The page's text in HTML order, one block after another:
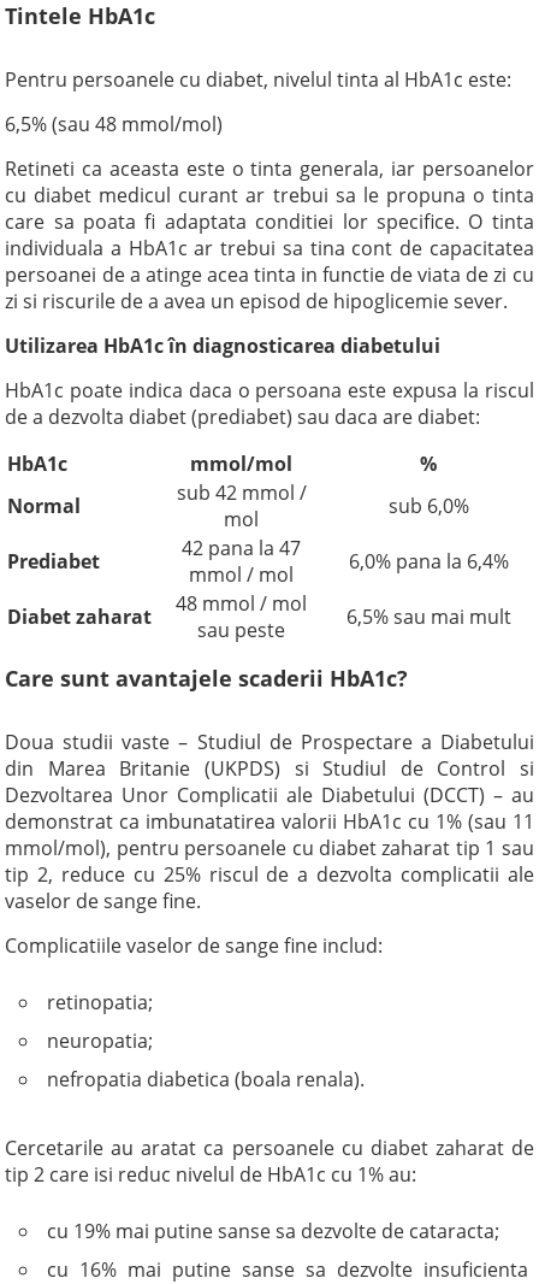
Tintele HbA1c
Pentru persoanele cu diabet, nivelul tinta al HbA1c este:
6,5% (sau 48 mmol/mol)
Retineti ca aceasta este o tinta generala, iar persoanelor
cu diabet medicul curant ar trebui sa le propuna o tinta
care sa poata fi adaptata conditiei lor specifice. O tinta
individuala a HbA1c ar trebui sa tina cont de capacitatea
persoanei de a atinge acea tinta in functie de viata de zi cu
zi si riscurile de a avea un episod de hipoglicemie sever.
Utilizarea HbA1c în diagnosticarea diabetului
HbA1c poate indica daca o persoana este expusa la riscul
de a dezvolta diabet (prediabet) sau daca are diabet:
HbA1c
mmol/mol
%
Normal
sub 42 mmol /
mol
sub 6,0%
Prediabet
42 pana la 47
mmol / mol
6,0% pana la 6,4%
Diabet zaharat
48 mmol / mol
sau peste
6,5% sau mai mult
Care sunt avantajele scaderii HbA1c?
Doua studii vaste – Studiul de Prospectare a Diabetului
din Marea Britanie (UKPDS) si Studiul de Control si
Dezvoltarea Unor Complicatii ale Diabetului (DCCT) – au
demonstrat ca imbunatatirea valorii HbA1c cu 1% (sau 11
mmol/mol), pentru persoanele cu diabet zaharat tip 1 sau
tip 2, reduce cu 25% riscul de a dezvolta complicatii ale
vaselor de sange fine.
Complicatiile vaselor de sange fine includ:
retinopatia;
neuropatia;
nefropatia diabetica (boala renala).
Cercetarile au aratat ca persoanele cu diabet zaharat de
tip 2 care isi reduc nivelul de HbA1c cu 1% au:
cu 19% mai putine sanse sa dezvolte de cataracta;
cu 16% mai putine sanse sa dezvolte insuficienta